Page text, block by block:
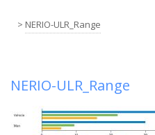
> NERIO-ULR_Range
NERIO-ULR_Range